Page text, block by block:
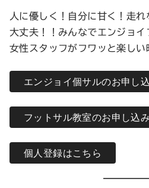
人に優しく！自分に甘く！走
大丈夫！！みんなでエンジョイ
女性スタッフがフワッと楽しい
エンジョイ個サルのお申し
フットサル教室のお申し込み
個人登録はこちら